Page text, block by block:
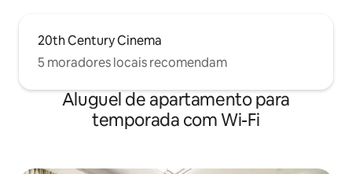
20th Century Cinema
5 moradores locais recomendam
Aluguel de apartamento para
temporada com Wi-Fi